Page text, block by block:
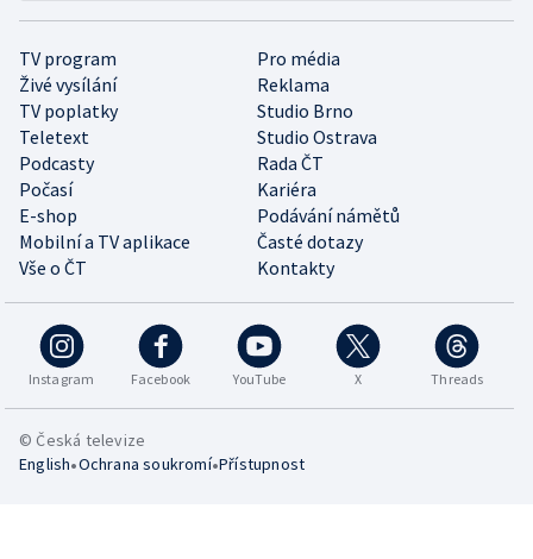
TV program
Pro média
Živé vysílání
Reklama
TV poplatky
Studio Brno
Teletext
Studio Ostrava
Podcasty
Rada ČT
Počasí
Kariéra
E-shop
Podávání námětů
Mobilní a TV aplikace
Časté dotazy
Vše o ČT
Kontakty
Instagram Facebook YouTube X Threads
© Česká televize
English•Ochrana soukromí•Přístupnost